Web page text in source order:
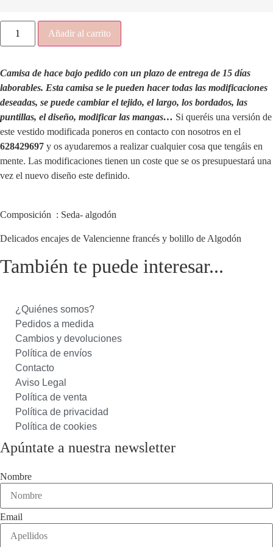
Camisa
Romántica
cantidad
Añadir al carrito
Camisa de hace bajo pedido con un plazo de entrega de 15 días
laborables. Esta camisa se le pueden hacer todas las modificaciones
deseadas, se puede cambiar el tejido, el largo, los bordados, las
puntillas, el diseño, modificar las mangas… Si queréis una versión de
este vestido modificada poneros en contacto con nosotros en el
628429697 y os ayudaremos a realizar cualquier cosa que tengáis en
mente. Las modificaciones tienen un coste que se os presupuestará una
vez el nuevo diseño este definido.
Composición : Seda- algodón
Delicados encajes de Valencienne francés y bolillo de Algodón
También te puede interesar...
¿Quiénes somos?
Pedidos a medida
Cambios y devoluciones
Política de envíos
Contacto
Aviso Legal
Política de venta
Política de privacidad
Política de cookies
Apúntate a nuestra newsletter
Nombre
Email